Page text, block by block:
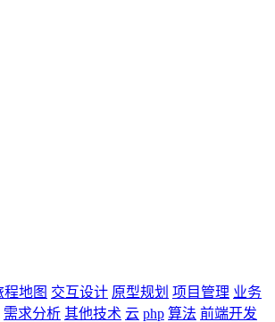
程地图 交互设计 原型规划 项目管理 业务
需求分析 其他技术 云 php 算法 前端开发